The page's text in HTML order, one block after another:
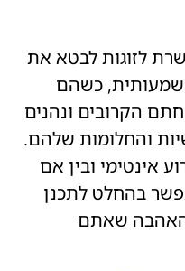
לזוגות לבטא את
כשהם
הקרובים ונהנים
והחלומות שלהם.
אינטימי ובין אם
בהחלט לתכנן
שאתם